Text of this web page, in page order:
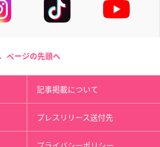
ページの先頭へ
記事掲載について
プレスリリース送付先